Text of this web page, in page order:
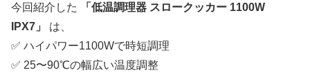
今回紹介した
「低温調理器 スロークッカー 1100W
IPX7」
は、
✅ ハイパワー1100Wで時短調理
✅ 25〜90℃の幅広い温度調整